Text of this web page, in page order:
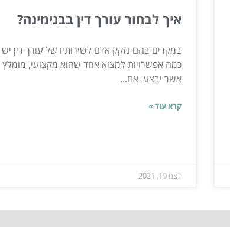
איך לבחור עורך דין בבנימינה?
במקרים בהם נזקק אדם לשירותיו של עורך דין יש
כמה אפשרויות למצוא אחד שהוא מקצועי, מומלץ
אשר יבצע את...
קרא עוד »
דצמ 19, 2021